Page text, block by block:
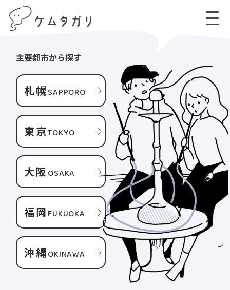
主要都市から探す
札幌SAPPORO
東京TOKYO
大阪OSAKA
福岡FUKUOKA
沖縄OKINAWA